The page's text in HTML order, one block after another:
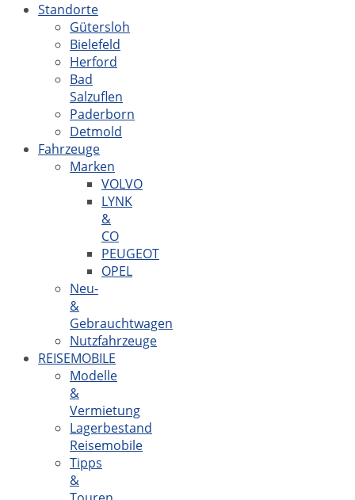
Standorte
Gütersloh
Bielefeld
Herford
Bad
Salzuflen
Paderborn
Detmold
Fahrzeuge
Marken
VOLVO
LYNK
&
CO
PEUGEOT
OPEL
Neu-
&
Gebrauchtwagen
Nutzfahrzeuge
REISEMOBILE
Modelle
&
Vermietung
Lagerbestand
Reisemobile
Tipps
&